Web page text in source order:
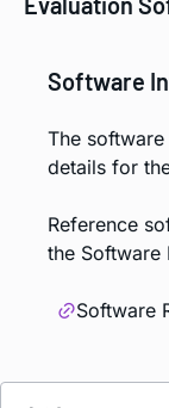
Software
The
details for
Reference
the Software
Software